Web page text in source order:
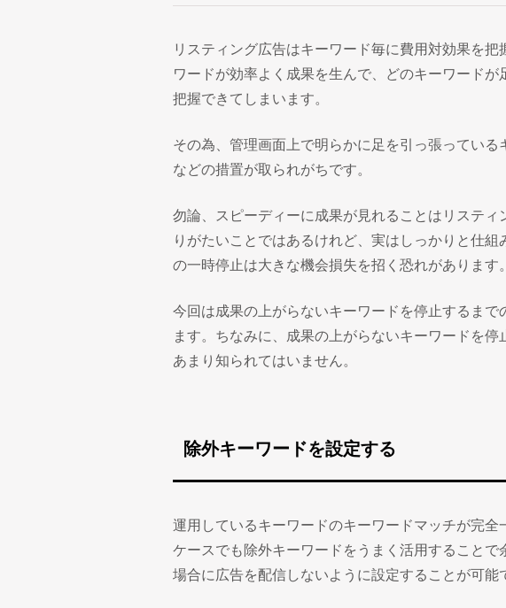
リスティング広告はキーワード毎に費用対効果を
ワードが効率よく成果を生んで、どのキーワードが
把握できてしまいます。
その為、管理画面上で明らかに足を引っ張っている
などの措置が取られがちです。
勿論、スピーディーに成果が見れることはリスティ
りがたいことではあるけれど、実はしっかりと仕
の一時停止は大きな機会損失を招く恐れがあります。
今回は成果の上がらないキーワードを停止するまで
ます。ちなみに、成果の上がらないキーワードを
あまり知られてはいません。
除外キーワードを設定する
運用しているキーワードのキーワードマッチが完全
ケースでも除外キーワードをうまく活用することで
場合に広告を配信しないように設定することが可能